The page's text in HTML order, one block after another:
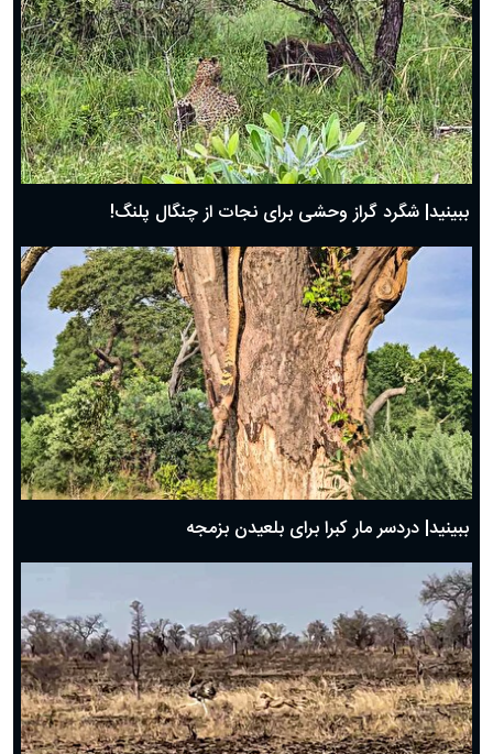
ببینید| شگرد گراز وحشی برای نجات از چنگال پلنگ!
ببینید| دردسر مار کبرا برای بلعیدن بزمجه